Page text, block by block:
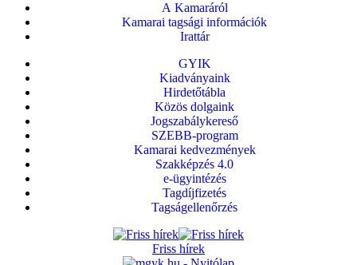
A Kamaráról
Kamarai tagsági információk
Irattár
GYIK
Kiadványaink
Hirdetőtábla
Közös dolgaink
Jogszabálykereső
SZEBB-program
Kamarai kedvezmények
Szakképzés 4.0
e-ügyintézés
Tagdíjfizetés
Tagságellenőrzés
Friss hírek